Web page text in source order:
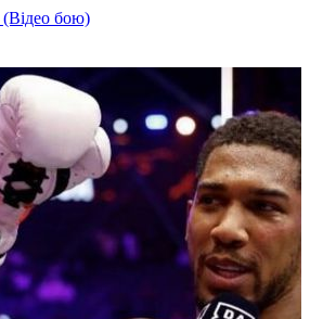
бою)